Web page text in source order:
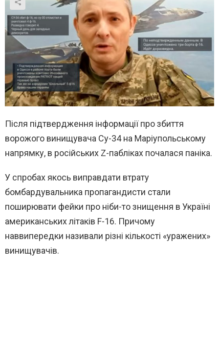
Після підтвердження інформації про збиття
ворожого винищувача Су-34 на Маріупольському
напрямку, в російських Z-пабліках почалася паніка.
У спробах якось виправдати втрату
бомбардувальника пропагандисти стали
поширювати фейки про ніби-то знищення в Україні
американських літаків F-16. Причому
наввипередки називали різні кількості «уражених»
винищувачів.